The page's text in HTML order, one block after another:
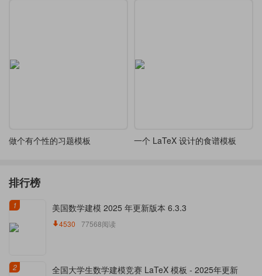
做个有个性的习题模板 一个 LaTeX 设计的食谱模板
排行榜
1 美国数学建模 2025 年更新版本 6.3.3
4530 77568阅读
2 全国大学生数学建模竞赛 LaTeX 模板 - 2025年更新